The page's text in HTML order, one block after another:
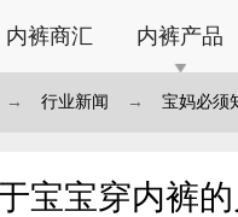
内裤商汇 内裤产品
→ 行业新闻 → 宝妈必须
宝宝穿内裤